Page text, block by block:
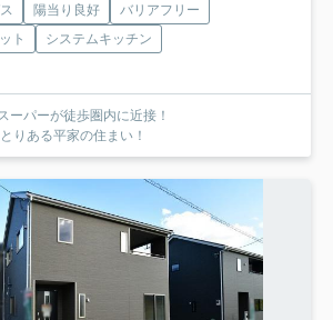
陽当り良好
バリアフリー
ト
システムキッチン
ーパーが徒歩圏内に近接！
りある平家の住まい！